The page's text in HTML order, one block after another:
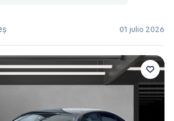
- tómalo primero.
– – –